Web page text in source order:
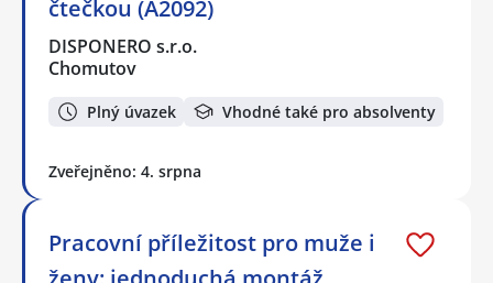
čtečkou (A2092)
DISPONERO s.r.o.
Chomutov
Plný úvazek Vhodné také pro absolventy
Zveřejněno: 4. srpna
Pracovní příležitost pro muže i